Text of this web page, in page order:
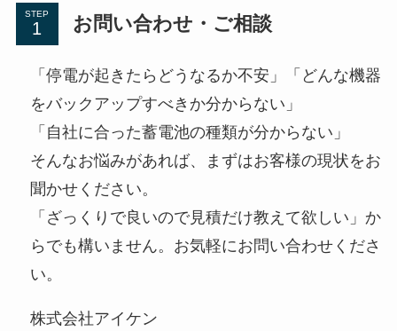
STEP お問い合わせ・ご相談
「停電が起きたらどうなるか不安」「どんな機器
をバックアップすべきか分からない」
「自社に合った蓄電池の種類が分からない」
そんなお悩みがあれば、まずはお客様の現状をお
聞かせください。
「ざっくりで良いので見積だけ教えて欲しい」か
らでも構いません。お気軽にお問い合わせくださ
い。
株式会社アイケン